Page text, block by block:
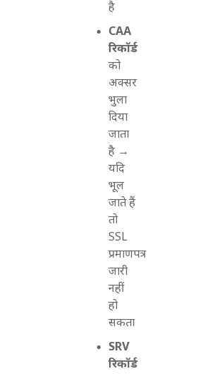
है
CAA
रिकॉर्ड
को
अक्सर
भुला
दिया
जाता
है →
यदि
भूल
जाते हैं
तो
SSL
प्रमाणपत्र
जारी
नहीं
हो
सकता
SRV
रिकॉर्ड